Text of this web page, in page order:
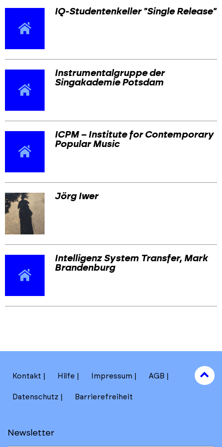
IQ-Studentenkeller "Single Release"
Instrumentalgruppe der
Singakademie Potsdam
ICPM – Institute for Contemporary
Popular Music
Jörg Iwer
Intelligenz System Transfer, Mark
Brandenburg
Kontakt
Hilfe Impressum AGB
Datenschutz Barrierefreiheit
Newsletter
to
top